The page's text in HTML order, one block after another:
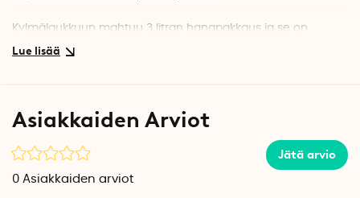
Kylmälaukkuun mahtuu 3 litran hanapakkaus ja se on
saatavilla useissa väreissä.
Asiakkaiden Arviot
Jätä arvio
0 Asiakkaiden arviot